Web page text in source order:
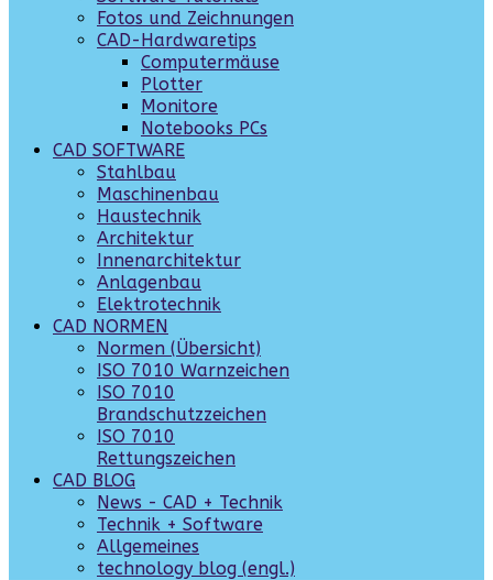
Fotos und Zeichnungen
CAD-Hardwaretips
Computermäuse
Plotter
Monitore
Notebooks PCs
CAD SOFTWARE
Stahlbau
Maschinenbau
Haustechnik
Architektur
Innenarchitektur
Anlagenbau
Elektrotechnik
CAD NORMEN
Normen (Übersicht)
ISO 7010 Warnzeichen
ISO 7010
Brandschutzzeichen
ISO 7010
Rettungszeichen
CAD BLOG
News - CAD + Technik
Technik + Software
Allgemeines
technology blog (engl.)